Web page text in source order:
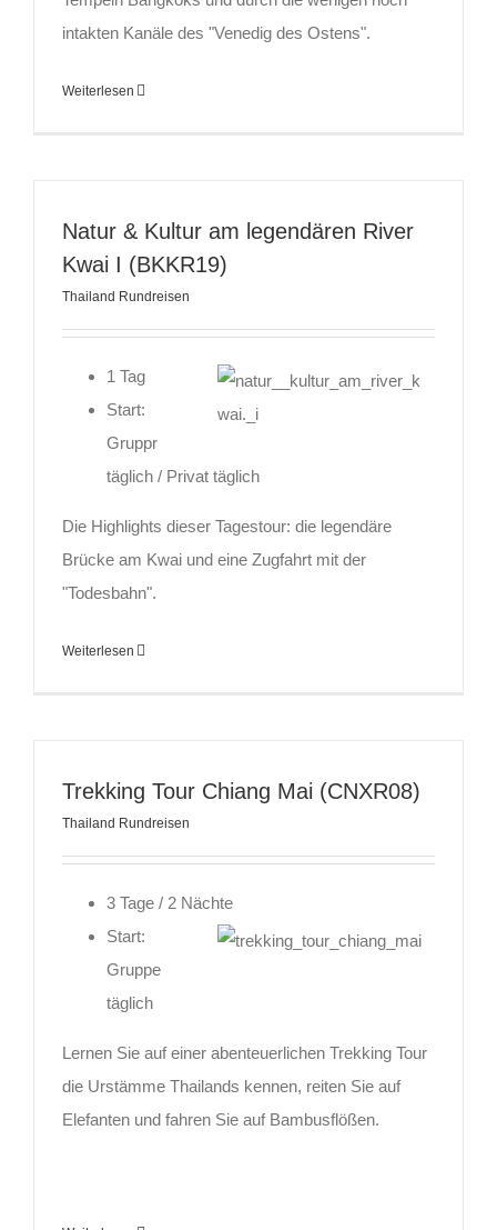
intakten Kanäle des "Venedig des Ostens".
Weiterlesen
Natur & Kultur am legendären River
Kwai I (BKKR19)
Thailand Rundreisen
1 Tag
Start:
Gruppr
täglich / Privat täglich
Die Highlights dieser Tagestour: die legendäre
Brücke am Kwai und eine Zugfahrt mit der
"Todesbahn".
Weiterlesen
Trekking Tour Chiang Mai (CNXR08)
Thailand Rundreisen
3 Tage / 2 Nächte
Start:
Gruppe
täglich
Lernen Sie auf einer abenteuerlichen Trekking Tour
die Urstämme Thailands kennen, reiten Sie auf
Elefanten und fahren Sie auf Bambusflößen.